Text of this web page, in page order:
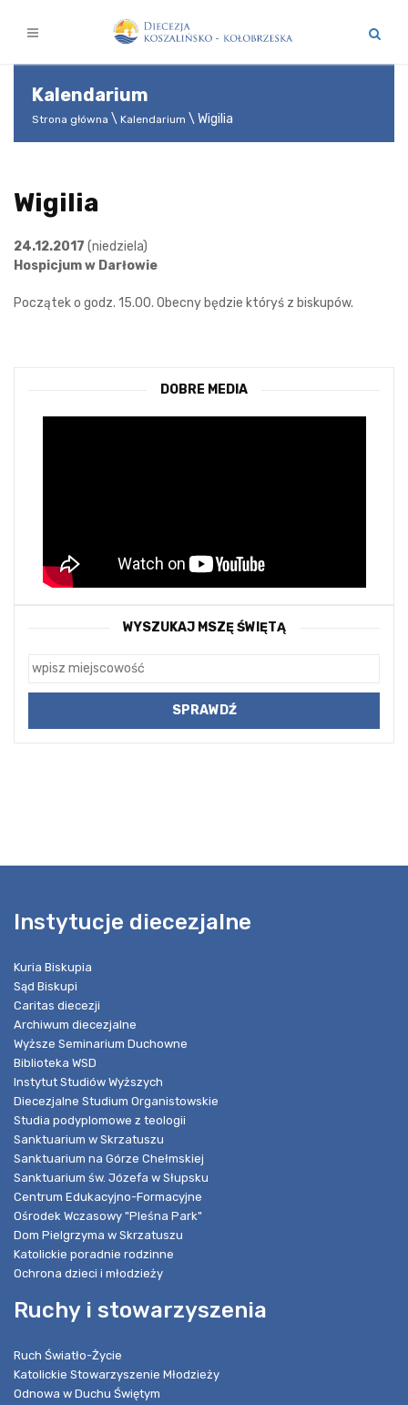
Kalendarium
Strona główna Kalendarium Wigilia
Wigilia
24.12.2017 (niedziela)
Hospicjum w Darłowie
Początek o godz. 15.00. Obecny będzie któryś z biskupów.
DOBRE MEDIA
WYSZUKAJ MSZĘ ŚWIĘTĄ
Instytucje diecezjalne
Kuria Biskupia
Sąd Biskupi
Caritas diecezji
Archiwum diecezjalne
Wyższe Seminarium Duchowne
Biblioteka WSD
Instytut Studiów Wyższych
Diecezjalne Studium Organistowskie
Studia podyplomowe z teologii
Sanktuarium w Skrzatuszu
Sanktuarium na Górze Chełmskiej
Sanktuarium św. Józefa w Słupsku
Centrum Edukacyjno-Formacyjne
Ośrodek Wczasowy "Pleśna Park"
Dom Pielgrzyma w Skrzatuszu
Katolickie poradnie rodzinne
Ochrona dzieci i młodzieży
Ruchy i stowarzyszenia
Ruch Światło-Życie
Katolickie Stowarzyszenie Młodzieży
Odnowa w Duchu Świętym